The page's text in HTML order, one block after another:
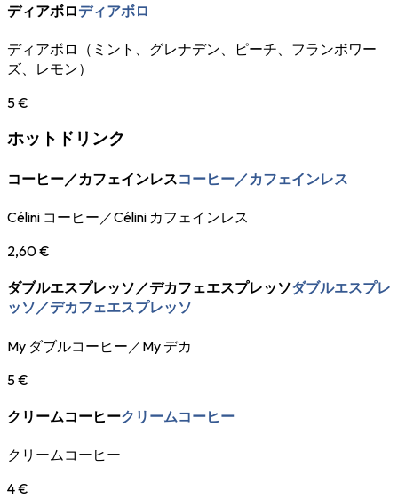
ディアボロディアボロ
ディアボロ（ミント、グレナデン、ピーチ、フランボワー
ズ、レモン）
5 €
ホットドリンク
コーヒー／カフェインレスコーヒー／カフェインレス
Célini コーヒー／Célini カフェインレス
2,60 €
ダブルエスプレッソ／デカフェエスプレッソダブルエスプレ
ッソ／デカフェエスプレッソ
My ダブルコーヒー／My デカ
5 €
クリームコーヒークリームコーヒー
クリームコーヒー
4 €